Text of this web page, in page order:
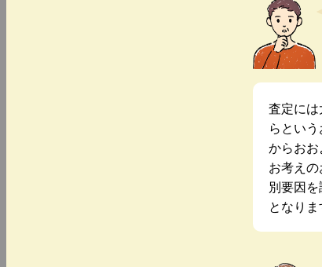
査定に
らとい
からお
お考え
別要因
となりま